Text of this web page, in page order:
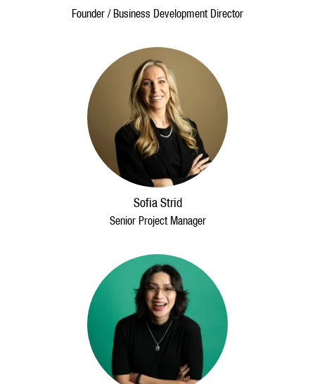
Founder / Business Development Director
Sofia Strid
Senior Project Manager